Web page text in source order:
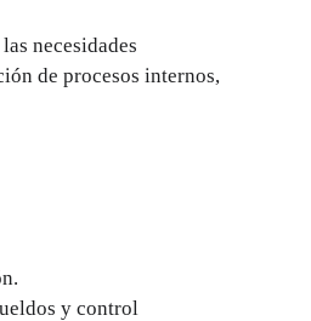
necesidades
de procesos internos,
y control